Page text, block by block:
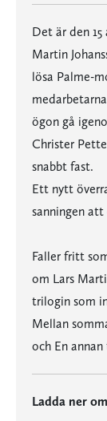
Det är den
Martin
lösa Palme-
ögon gå
Christer
snabbt fast.
Ett nytt
sanningen
Faller fritt
om Lars
trilogin som
Mellan
och En
Ladda ner